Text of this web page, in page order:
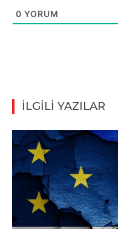
0 YORUM
İLGİLİ YAZILAR